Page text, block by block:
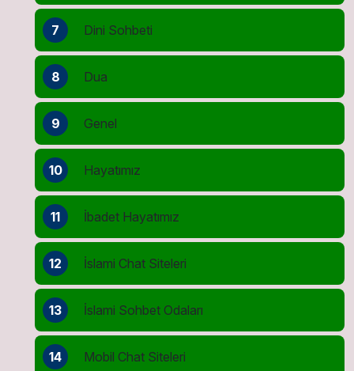
7 Dini Sohbeti
8 Dua
9 Genel
10 Hayatımız
11 İbadet Hayatımız
12 İslami Chat Siteleri
13 İslami Sohbet Odaları
14 Mobil Chat Siteleri